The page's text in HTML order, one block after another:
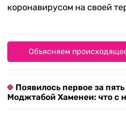
коронавирусом на своей
Объясняем
Появилось первое за
Моджтабой Хаменеи: что с